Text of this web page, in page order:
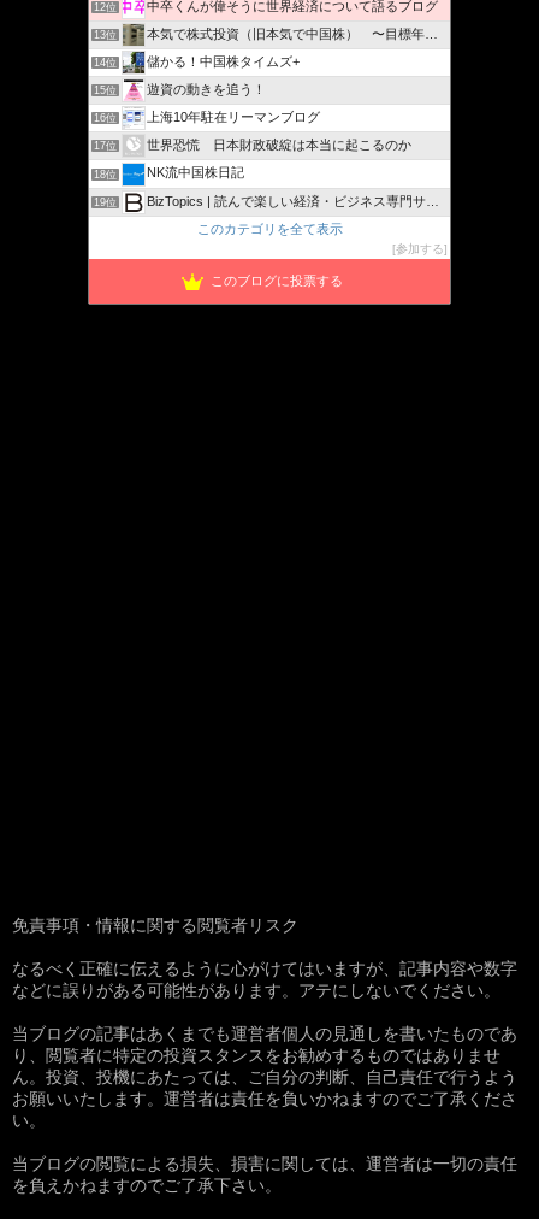
12位 中卒くんが偉そうに世界経済について語るブログ
13位 本気で株式投資（旧本気で中国株） 〜目標年率15％以上
14位 儲かる！中国株タイムズ+
15位 遊資の動きを追う！
16位 上海10年駐在リーマンブログ
17位 世界恐慌 日本財政破綻は本当に起こるのか
18位 NK流中国株日記
19位
BizTopics | 読んで楽しい経済・ビジネス専門サイト
このカテゴリを全て表示
参加する
このブログに投票する
免責事項・情報に関する閲覧者リスク
なるべく正確に伝えるように心がけてはいますが、記事内容や数字
などに誤りがある可能性があります。アテにしないでください。
当ブログの記事はあくまでも運営者個人の見通しを書いたものであ
り、閲覧者に特定の投資スタンスをお勧めするものではありませ
ん。投資、投機にあたっては、ご自分の判断、自己責任で行うよう
お願いいたします。運営者は責任を負いかねますのでご了承くださ
い。
当ブログの閲覧による損失、損害に関しては、運営者は一切の責任
を負えかねますのでご了承下さい。